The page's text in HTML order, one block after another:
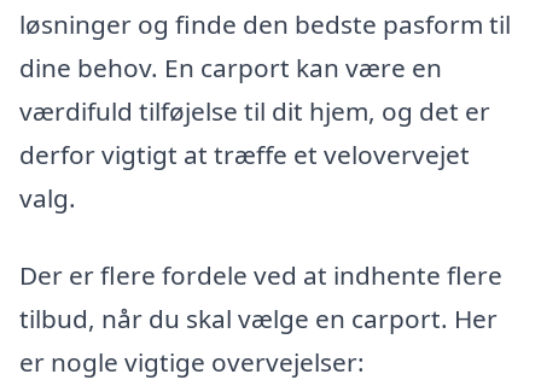
løsninger og finde den bedste pasform til
dine behov. En carport kan være en
værdifuld tilføjelse til dit hjem, og det er
derfor vigtigt at træffe et velovervejet
valg.
Der er flere fordele ved at indhente flere
tilbud, når du skal vælge en carport. Her
er nogle vigtige overvejelser: